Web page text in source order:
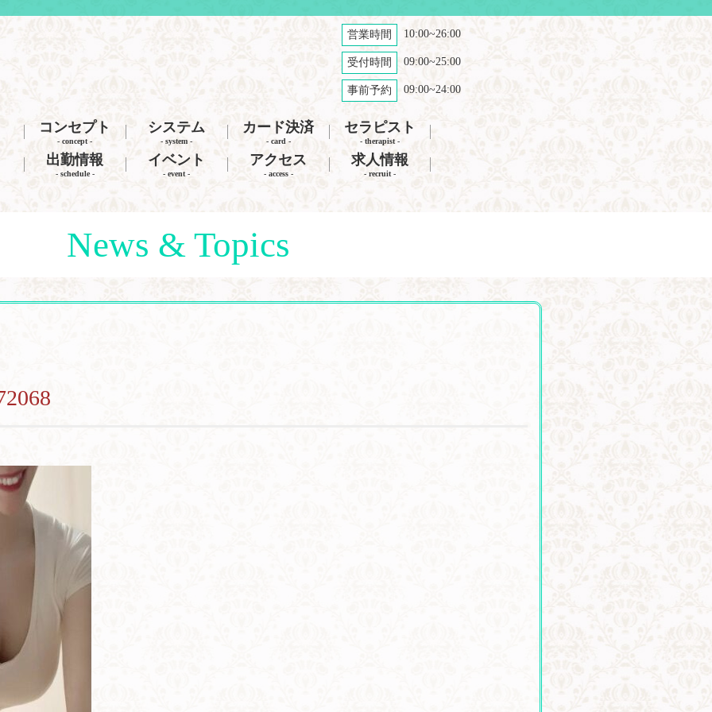
営業時間 10:00~26:00
受付時間 09:00~25:00
事前予約 09:00~24:00
コンセプト
- concept -
システム
- system -
カード決済
- card -
セラピスト
- therapist -
出勤情報
- schedule -
イベント
- event -
アクセス
- access -
求人情報
- recruit -
News & Topics